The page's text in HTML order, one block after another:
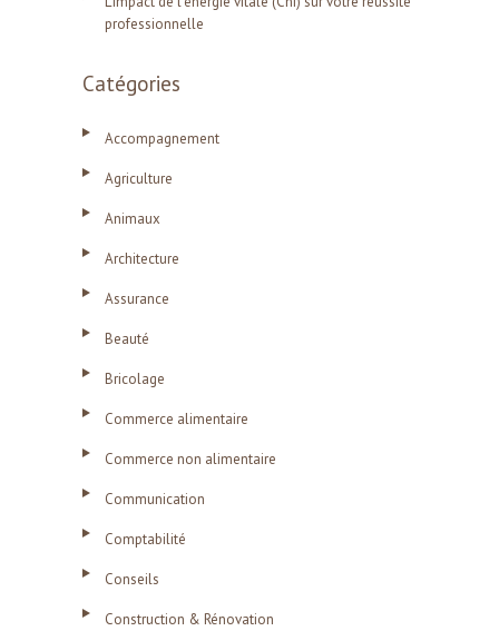
professionnelle
Catégories
Accompagnement
Agriculture
Animaux
Architecture
Assurance
Beauté
Bricolage
Commerce alimentaire
Commerce non alimentaire
Communication
Comptabilité
Conseils
Construction & Rénovation